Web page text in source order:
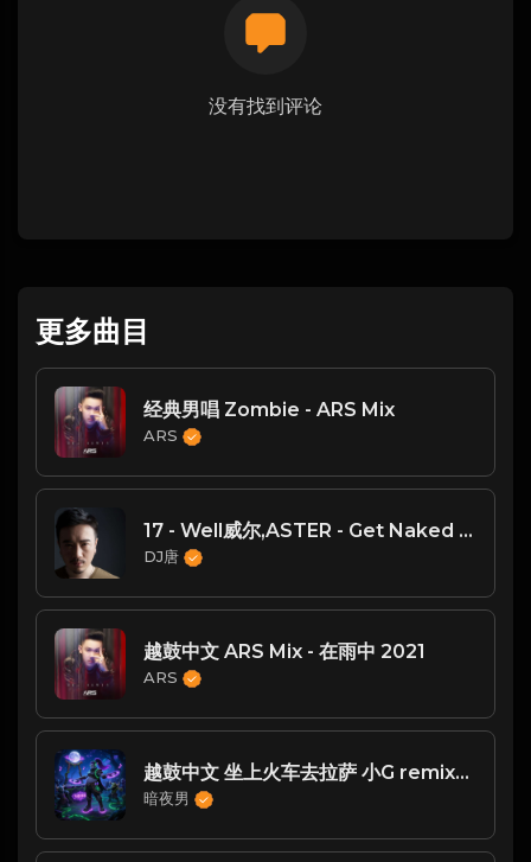
没有找到评论
更多曲目
经典男唱 Zombie - ARS Mix
ARS
17 - Well威尔,ASTER - Get Naked (TANG EDIT）
DJ唐
越鼓中文 ARS Mix - 在雨中 2021
ARS
越鼓中文 坐上火车去拉萨 小G remix【Live Team】
暗夜男